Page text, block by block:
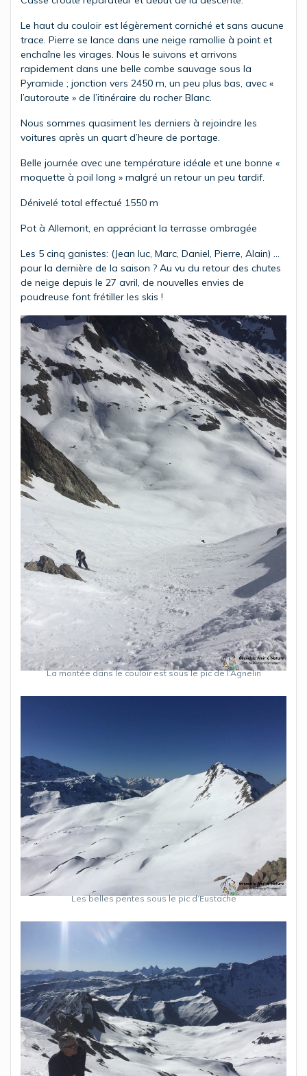
Le haut du couloir est légèrement corniché et sans aucune
trace. Pierre se lance dans une neige ramollie à point et
enchaîne les virages. Nous le suivons et arrivons
rapidement dans une belle combe sauvage sous la
Pyramide ; jonction vers 2450 m, un peu plus bas, avec «
l’autoroute » de l’itinéraire du rocher Blanc.
Nous sommes quasiment les derniers à rejoindre les
voitures après un quart d’heure de portage.
Belle journée avec une température idéale et une bonne «
moquette à poil long » malgré un retour un peu tardif.
Dénivelé total effectué 1550 m
Pot à Allemont, en appréciant la terrasse ombragée
Les 5 cinq ganistes: (Jean luc, Marc, Daniel, Pierre, Alain) …
pour la dernière de la saison ? Au vu du retour des chutes
de neige depuis le 27 avril, de nouvelles envies de
poudreuse font frétiller les skis !
La montée dans le couloir est sous le pic de l’Agnelin
Les belles pentes sous le pic d’Eustache